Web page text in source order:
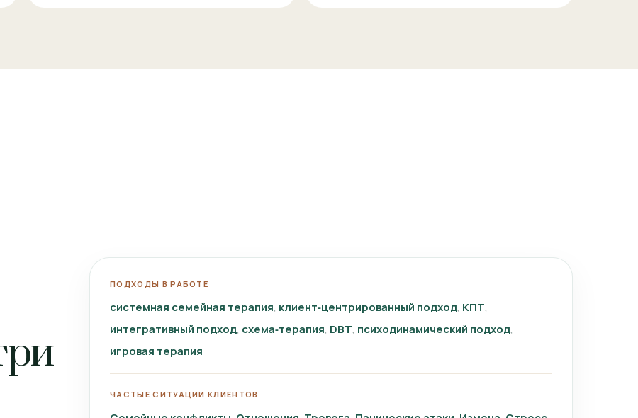
ПОДХОДЫ В РАБОТЕ
системная семейная терапия клиент‑центрированный подход КПТ
интегративный подход схема‑терапия DBT психодинамический подход
игровая терапия
ЧАСТЫЕ СИТУАЦИИ КЛИЕНТОВ